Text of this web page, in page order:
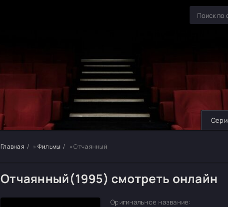
Главная » Фильмы » Отчаянный
Отчаянный(1995) смотреть онлайн
Оригинальное название: